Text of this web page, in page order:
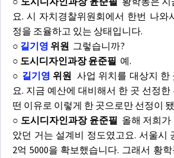
요. 시 자치경찰위원회에서 한번 나와
정을 조율하고 있는 상태입니다.
○ 길기영 위원 그렇습니까?
○ 도시디자인과장 윤준필 예.
○ 길기영 위원 사업 위치를 대상지 한
요. 지금 예산에 대비해서 한 곳 선정
떤 이유로 이렇게 한 곳으로만 선정이
○ 도시디자인과장 윤준필 올해 저희가
았던 거는 설계비 정도였고요. 서울시
2억 5000을 확보했습니다. 그래서 황